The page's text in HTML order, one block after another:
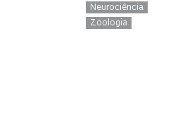
Neurociência
Zoologia